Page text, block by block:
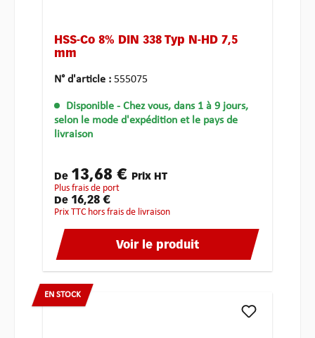
HSS-Co 8% DIN 338 Typ N-HD 7,5
mm
N° d'article : 555075
Disponible - Chez vous, dans 1 à 9 jours,
selon le mode d'expédition et le pays de
livraison
De 13,68 € Prix HT
plus frais de port
De 16,28 €
Prix TTC hors frais de livraison
Voir le produit
EN STOCK